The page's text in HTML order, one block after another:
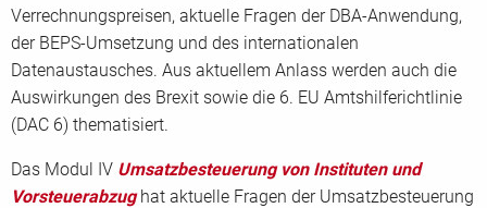
Verrechnungspreisen, aktuelle Fragen der DBA-Anwendung,
der BEPS-Umsetzung und des internationalen
Datenaustausches. Aus aktuellem Anlass werden auch die
Auswirkungen des Brexit sowie die 6. EU Amtshilferichtlinie
(DAC 6) thematisiert.
Das Modul IV Umsatzbesteuerung von Instituten und
Vorsteuerabzughat aktuelle Fragen der Umsatzbesteuerung